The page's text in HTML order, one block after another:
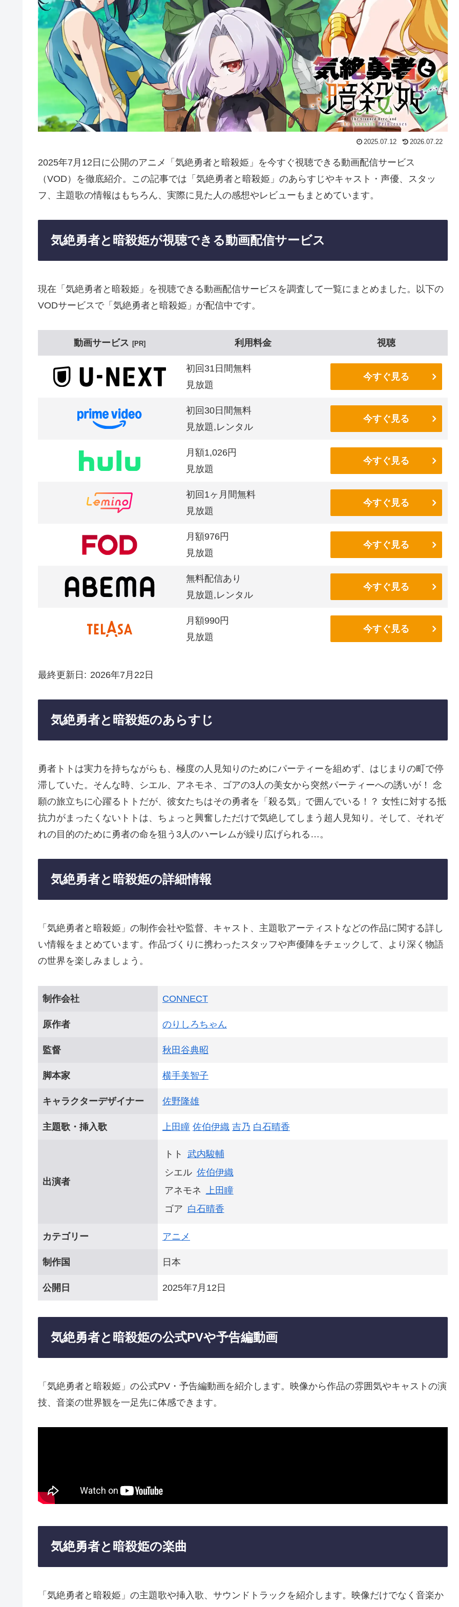
2025.07.12 2026.07.22
2025年7月12日に公開のアニメ「気絶勇者と暗殺姫」を今すぐ視聴できる動画配信サービス
（VOD）を徹底紹介。この記事では「気絶勇者と暗殺姫」のあらすじやキャスト・声優、スタッ
フ、主題歌の情報はもちろん、実際に見た人の感想やレビューもまとめています。
気絶勇者と暗殺姫が視聴できる動画配信サービス
現在「気絶勇者と暗殺姫」を視聴できる動画配信サービスを調査して一覧にまとめました。以下の
VODサービスで「気絶勇者と暗殺姫」が配信中です。
動画サービス PR 利用料金 視聴
初回31日間無料
見放題
今すぐ見る
初回30日間無料
見放題,レンタル
今すぐ見る
月額1,026円
見放題
今すぐ見る
初回1ヶ月間無料
見放題
今すぐ見る
月額976円
見放題
今すぐ見る
無料配信あり
見放題,レンタル
今すぐ見る
月額990円
見放題
今すぐ見る
最終更新日 2026年7月22日
気絶勇者と暗殺姫のあらすじ
勇者トトは実力を持ちながらも、極度の人見知りのためにパーティーを組めず、はじまりの町で停
滞していた。そんな時、シエル、アネモネ、ゴアの3人の美女から突然パーティーへの誘いが！ 念
願の旅立ちに心躍るトトだが、彼女たちはその勇者を「殺る気」で囲んでいる！？ 女性に対する抵
抗力がまったくないトトは、ちょっと興奮しただけで気絶してしまう超人見知り。そして、それぞ
れの目的のために勇者の命を狙う3人のハーレムが繰り広げられる…。
気絶勇者と暗殺姫の詳細情報
「気絶勇者と暗殺姫」の制作会社や監督、キャスト、主題歌アーティストなどの作品に関する詳し
い情報をまとめています。作品づくりに携わったスタッフや声優陣をチェックして、より深く物語
の世界を楽しみましょう。
制作会社 CONNECT
原作者 のりしろちゃん
監督 秋田谷典昭
脚本家 横手美智子
キャラクターデザイナー 佐野隆雄
主題歌・挿入歌 上田瞳 佐伯伊織 吉乃 白石晴香
出演者
トト
武内駿輔
シエル 佐伯伊織
アネモネ 上田瞳
ゴア 白石晴香
カテゴリー アニメ
制作国 日本
公開日 2025年7月12日
気絶勇者と暗殺姫の公式PVや予告編動画
「気絶勇者と暗殺姫」の公式PV・予告編動画を紹介します。映像から作品の雰囲気やキャストの演
技、音楽の世界観を一足先に体感できます。
気絶勇者と暗殺姫の楽曲
「気絶勇者と暗殺姫」の主題歌や挿入歌、サウンドトラックを紹介します。映像だけでなく音楽か